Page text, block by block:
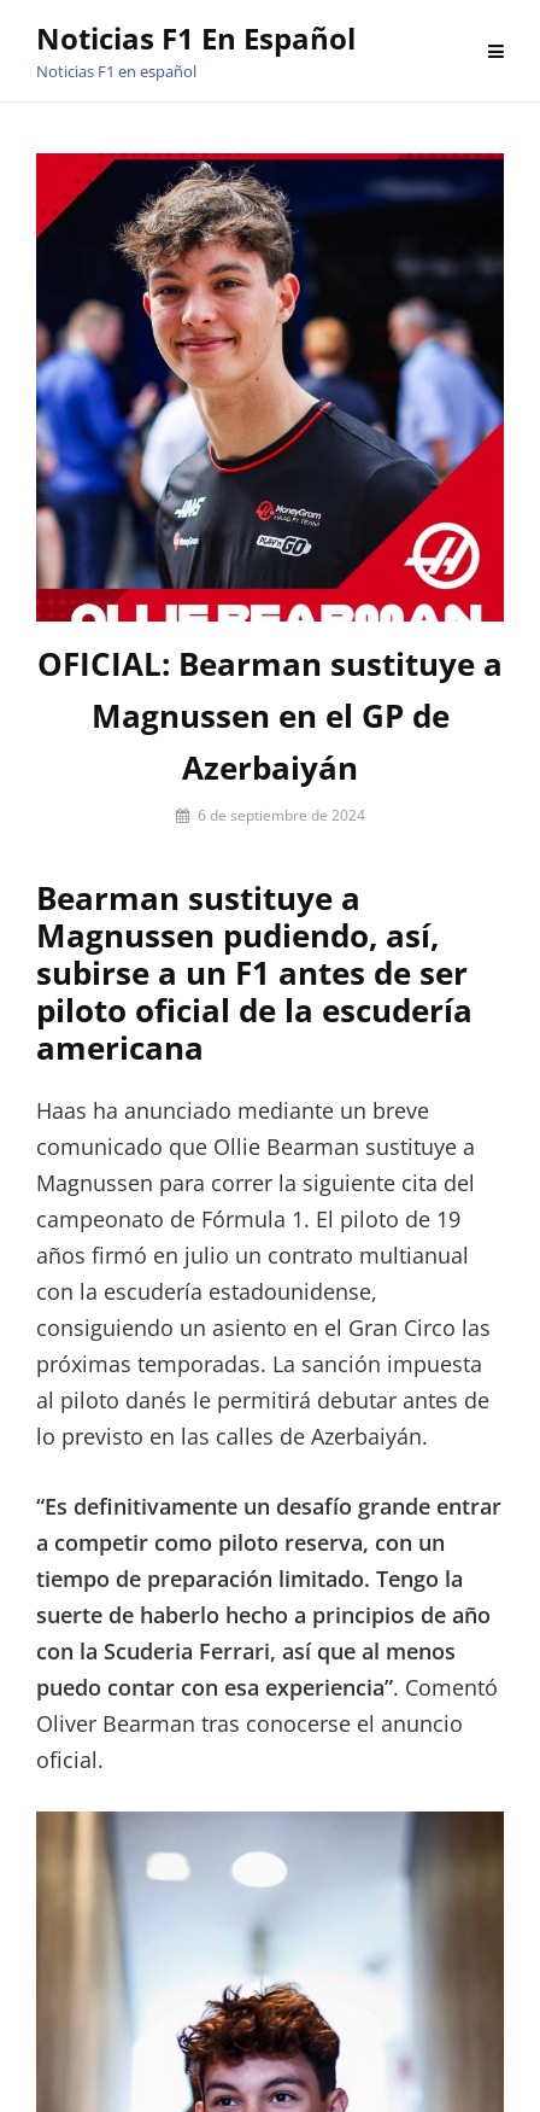
Noticias F1 En Español
Noticias F1 en español
OFICIAL: Bearman sustituye a
Magnussen en el GP de
Azerbaiyán
Por 6 de septiembre de 2024
Bearman sustituye a
Magnussen pudiendo, así,
subirse a un F1 antes de ser
piloto oficial de la escudería
americana
Haas ha anunciado mediante un breve
comunicado que Ollie Bearman sustituye a
Magnussen para correr la siguiente cita del
campeonato de Fórmula 1. El piloto de 19
años firmó en julio un contrato multianual
con la escudería estadounidense,
consiguiendo un asiento en el Gran Circo las
próximas temporadas. La sanción impuesta
al piloto danés le permitirá debutar antes de
lo previsto en las calles de Azerbaiyán.
“Es definitivamente un desafío grande entrar
a competir como piloto reserva, con un
tiempo de preparación limitado. Tengo la
suerte de haberlo hecho a principios de año
con la Scuderia Ferrari, así que al menos
puedo contar con esa experiencia”. Comentó
Oliver Bearman tras conocerse el anuncio
oficial.